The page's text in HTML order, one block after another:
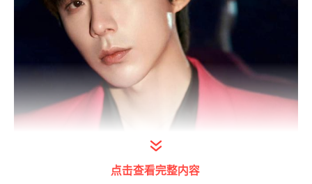
点击查看完整内容